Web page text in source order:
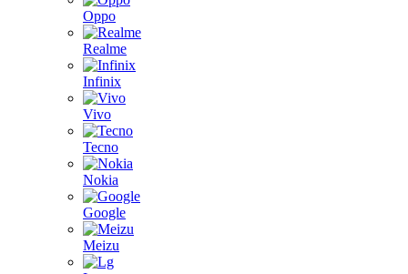
Oppo
Realme
Infinix
Vivo
Tecno
Nokia
Google
Meizu